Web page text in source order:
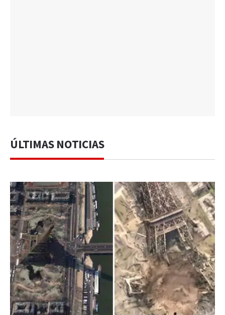
ÚLTIMAS NOTICIAS